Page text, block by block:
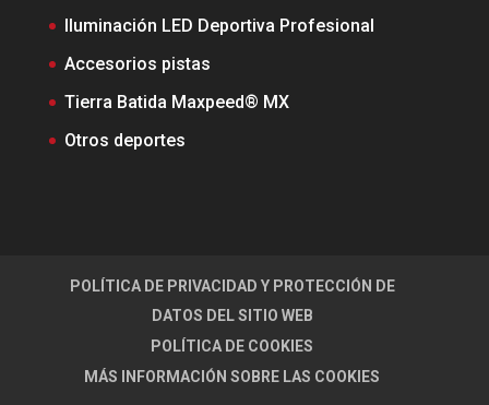
Iluminación LED Deportiva Profesional
Accesorios pistas
Tierra Batida Maxpeed® MX
Otros deportes
POLÍTICA DE PRIVACIDAD Y PROTECCIÓN DE
DATOS DEL SITIO WEB
POLÍTICA DE COOKIES
MÁS INFORMACIÓN SOBRE LAS COOKIES